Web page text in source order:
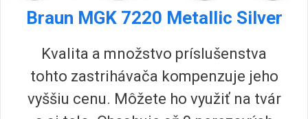
Braun MGK 7220 Metallic Silver
Kvalita a množstvo príslušenstva
tohto zastrihávača kompenzuje jeho
vyššiu cenu. Môžete ho využiť na tvár